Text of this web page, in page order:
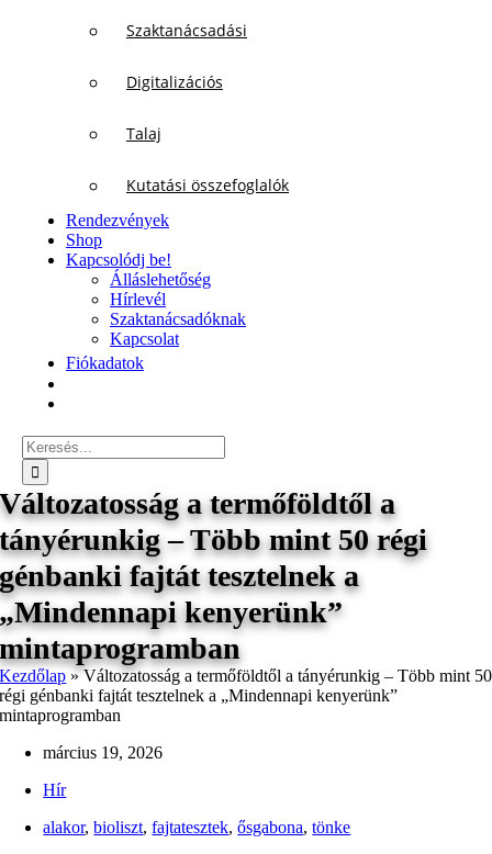
Szaktanácsadási
Digitalizációs
Talaj
Kutatási összefoglalók
Rendezvények
Shop
Kapcsolódj be!
Álláslehetőség
Hírlevél
Szaktanácsadóknak
Kapcsolat
Fiókadatok
Keresés...
Változatosság a termőföldtől a
tányérunkig – Több mint 50 régi
génbanki fajtát tesztelnek a
„Mindennapi kenyerünk”
mintaprogramban
Kezdőlap »Változatosság a termőföldtől a tányérunkig – Több mint 50
régi génbanki fajtát tesztelnek a „Mindennapi kenyerünk”
mintaprogramban
március 19, 2026
Hír
alakor,bioliszt,fajtatesztek,ősgabona,tönke